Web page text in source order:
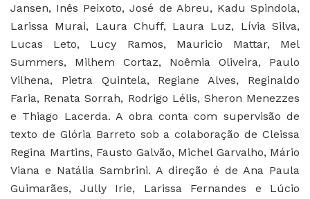
Jansen, Inês Peixoto, José de Abreu, Kadu Spindola,
Larissa Murai, Laura Chuff, Laura Luz, Lívia Silva,
Lucas Leto, Lucy Ramos, Mauricio Mattar, Mel
Summers, Milhem Cortaz, Noêmia Oliveira, Paulo
Vilhena, Pietra Quintela, Regiane Alves, Reginaldo
Faria, Renata Sorrah, Rodrigo Lélis, Sheron Menezzes
e Thiago Lacerda. A obra conta com supervisão de
texto de Glória Barreto sob a colaboração de Cleissa
Regina Martins, Fausto Galvão, Michel Garvalho, Mário
Viana e Natália Sambrini. A direção é de Ana Paula
Guimarães, Jully Irie, Larissa Fernandes e Lúcio